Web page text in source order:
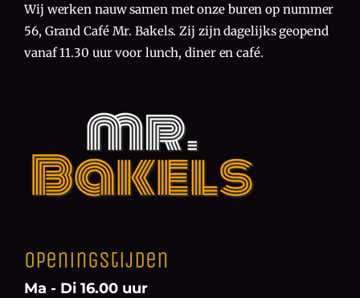
Wij werken nauw samen met onze buren op nummer
56, Grand Café Mr. Bakels. Zij zijn dagelijks geopend
vanaf 11.30 uur voor lunch, diner en café.
Openingstijden
Ma - Di 16.00 uur